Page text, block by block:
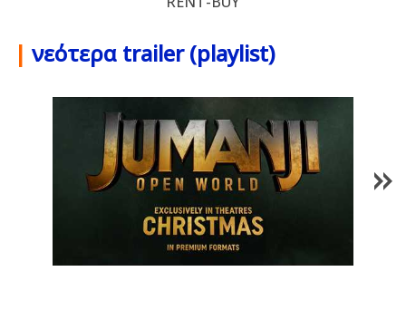
| νεότερα trailer (playlist)
1/85